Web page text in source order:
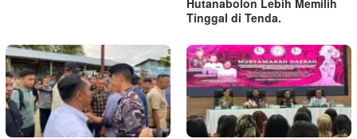
Tinggal di Tenda.